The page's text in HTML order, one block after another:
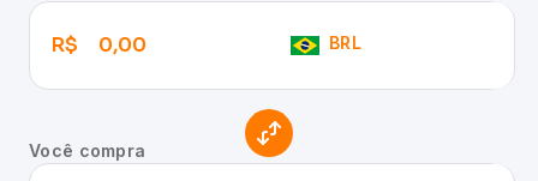
R$ BRL
Você compra